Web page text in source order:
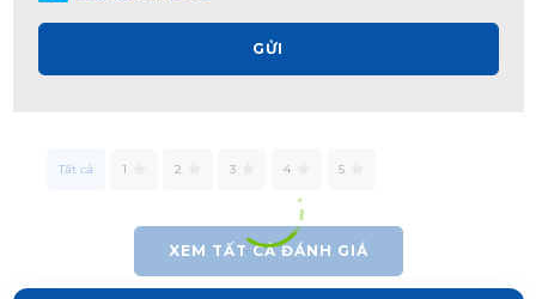
GỬI
Tất cả 1 2 3 4 5
XEM TẤT CẢ ĐÁNH GIÁ